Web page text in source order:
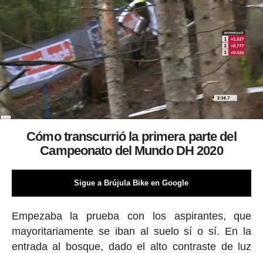
Cómo transcurrió la primera parte del
Campeonato del Mundo DH 2020
Sigue a Brújula Bike en Google
Empezaba la prueba con los aspirantes, que
mayoritariamente se iban al suelo sí o sí. En la
entrada al bosque, dado el alto contraste de luz